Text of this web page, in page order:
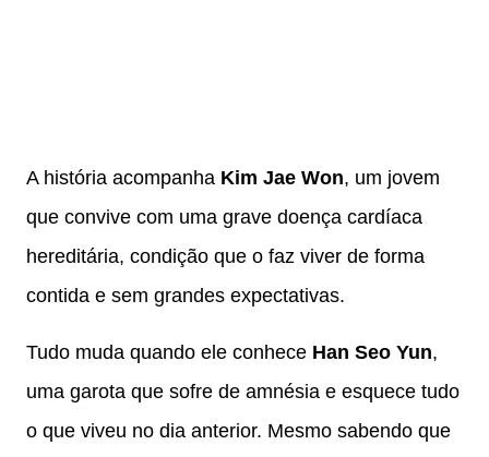
A história acompanha Kim Jae Won, um jovem
que convive com uma grave doença cardíaca
hereditária, condição que o faz viver de forma
contida e sem grandes expectativas.
Tudo muda quando ele conhece Han Seo Yun,
uma garota que sofre de amnésia e esquece tudo
o que viveu no dia anterior. Mesmo sabendo que